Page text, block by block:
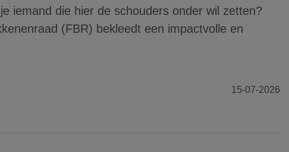
iemand die hier de schouders onder wil zetten?
(FBR) bekleedt een impactvolle en
15-07-2026